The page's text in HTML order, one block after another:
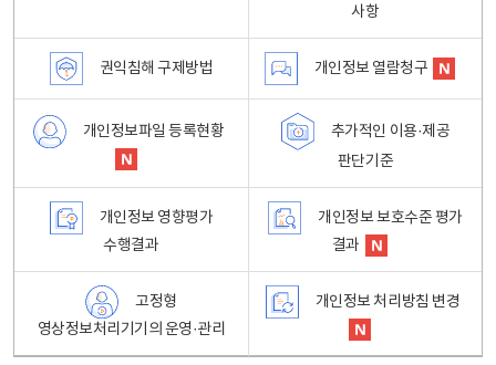
사항
권익침해 구제방법 개인정보 열람청구
개인정보파일 등록현황
추가적인 이용·제공
판단기준
개인정보 영향평가
수행결과
개인정보 보호수준 평가
결과
고정형
영상정보처리기기의 운영·관리
개인정보 처리방침 변경